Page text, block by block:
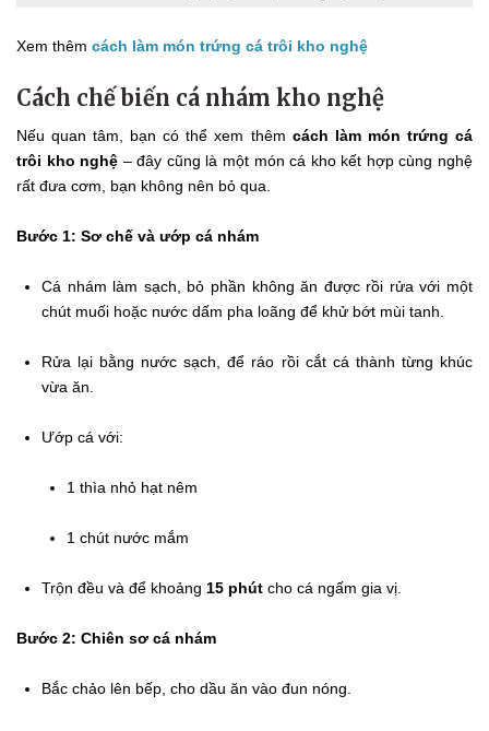
Xem thêm cách làm món trứng cá trôi kho nghệ
Cách chế biến cá nhám kho nghệ
Nếu quan tâm, bạn có thể xem thêm cách làm món trứng cá
trôi kho nghệ – đây cũng là một món cá kho kết hợp cùng nghệ
rất đưa cơm, bạn không nên bỏ qua.
Bước 1: Sơ chế và ướp cá nhám
Cá nhám làm sạch, bỏ phần không ăn được rồi rửa với một
chút muối hoặc nước dấm pha loãng để khử bớt mùi tanh.
Rửa lại bằng nước sạch, để ráo rồi cắt cá thành từng khúc
vừa ăn.
Ướp cá với:
1 thìa nhỏ hạt nêm
1 chút nước mắm
Trộn đều và để khoảng 15 phút cho cá ngấm gia vị.
Bước 2: Chiên sơ cá nhám
Bắc chảo lên bếp, cho dầu ăn vào đun nóng.